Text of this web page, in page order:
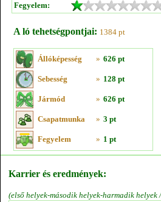
Fegyelem:
A ló tehetségpontjai: 1384 pt
Állóképesség » 626 pt
Sebesség » 128 pt
Jármód » 626 pt
Csapatmunka » 3 pt
Fegyelem » 1 pt
Karrier és eredmények:
(első helyek-második helyek-harmadik helyek